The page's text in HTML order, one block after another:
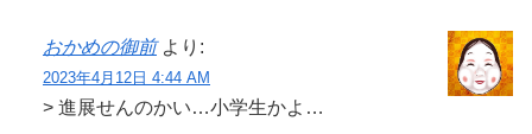
おかめの御前 より:
2023年4月12日 4:44 AM
> 進展せんのかい…小学生かよ…